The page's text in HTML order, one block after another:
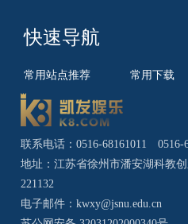
快速导航
常用站点推荐 常用下载
联系电话：0516-68161011 0516-
地址：江苏省徐州市潘安湖科教
221132
电子邮件：kwxy@jsnu.edu.cn